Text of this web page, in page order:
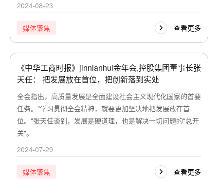
2024-08-23
媒体聚焦 查看更多
《中华工商时报》jinnianhui金年会,控股集团董事长张
天任： 把发展放在首位，把创新落到实处
全会指出，高质量发展是全面建设社会主义现代化国家的首要
任务。"学习贯彻全会精神，就要更加坚决地把发展放在首
位。"张天任谈到，发展是硬道理，也是解决一切问题的"总开
关"。
2024-07-29
媒体聚焦 查看更多